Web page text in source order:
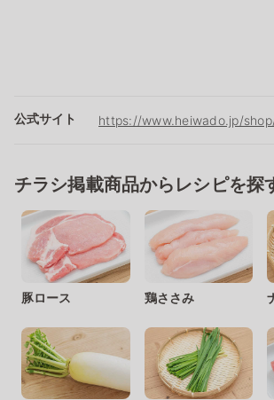
公式サイト https://www.heiwado.jp/
チラシ掲載商品からレシピを探
豚ロース 鶏ささみ